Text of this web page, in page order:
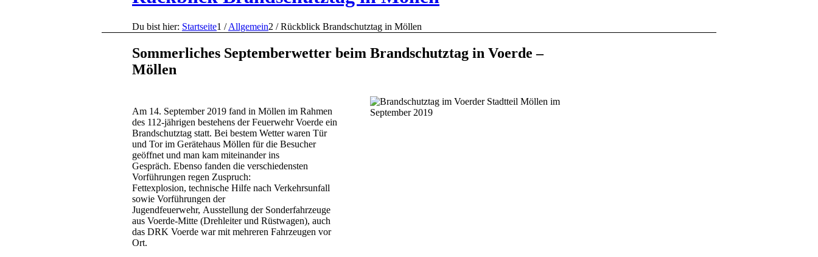
Du bist hier: Startseite1 / Allgemein2 / Rückblick Brandschutztag in Möllen
Sommerliches Septemberwetter beim Brandschutztag in Voerde –
Möllen
Am 14. September 2019 fand in Möllen im Rahmen
des 112-jährigen bestehens der Feuerwehr Voerde ein
Brandschutztag statt. Bei bestem Wetter waren Tür
und Tor im Gerätehaus Möllen für die Besucher
geöffnet und man kam miteinander ins
Gespräch. Ebenso fanden die verschiedensten
Vorführungen regen Zuspruch:
Fettexplosion, technische Hilfe nach Verkehrsunfall
sowie Vorführungen der
Jugendfeuerwehr, Ausstellung der Sonderfahrzeuge
aus Voerde-Mitte (Drehleiter und Rüstwagen), auch
das DRK Voerde war mit mehreren Fahrzeugen vor
Ort.